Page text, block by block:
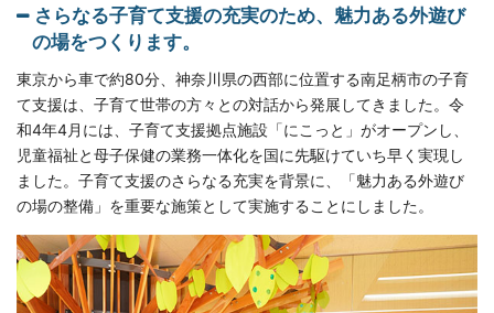
さらなる子育て支援の充実のため、魅力ある外遊び
の場をつくります。
東京から車で約80分、神奈川県の西部に位置する南足柄市の子育
て支援は、子育て世帯の方々との対話から発展してきました。令
和4年4月には、子育て支援拠点施設「にこっと」がオープンし、
児童福祉と母子保健の業務一体化を国に先駆けていち早く実現し
ました。子育て支援のさらなる充実を背景に、「魅力ある外遊び
の場の整備」を重要な施策として実施することにしました。